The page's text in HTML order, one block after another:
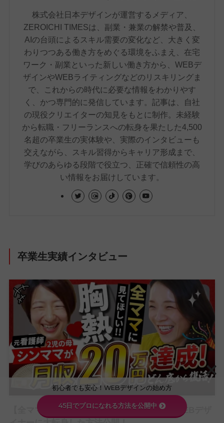
株式会社日本デザインが運営するメディア、
ZEROICHI TIMESは、副業・兼業の解禁や普及、
AIの台頭によるスキル需要の変化など、大きく変
わりつつある働き方をめぐる環境をふまえ、在宅
ワーク・副業といった新しい働き方から、WEBデ
ザインやWEBライティングなどのリスキリングま
で、これからの時代に必要な情報をわかりやす
く、かつ専門的に発信しています。記事は、自社
の現役クリエイターの知見をもとに制作。未経験
から転職・フリーランスへの転身を果たした4,500
名超の卒業生の実体験や、実際のインタビューも
交えながら、スキル習得からキャリア形成まで、
学びのあらゆる段階で役立つ、正確で信頼性の高
い情報をお届けしています。
卒業生実績インタビュー
【全ママ必見】2児のシンママが脱サラしてWEBデザ
初心者でも安心！WEBデザインの始め方
45日でプロになれる方法を公開中